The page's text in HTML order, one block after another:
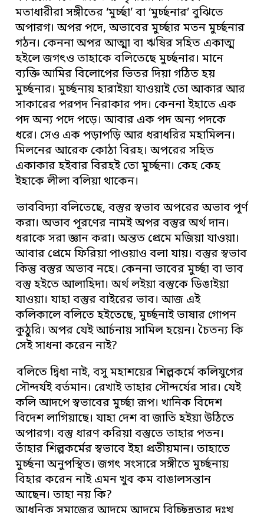
মতাধারীরা সঙ্গীতের ‘মুর্চ্ছা’ বা ‘মুর্চ্ছনার’ বুঝিতে
অপারগ। অপর পদে, অভাবের মুর্চ্ছার মতন মুর্চ্ছনার
গঠন। কেননা অপর আত্মা বা ঋষির সহিত একাত্ম
হইলে জগৎও তাহাকে বলিতেছে মুর্চ্ছনার। মানে
ব্যক্তি আমির বিলোপের ভিতর দিয়া গঠিত হয়
মুর্চ্ছনার। মুর্চ্ছনায় হারাইয়া যাওয়াই তো আকার আর
সাকারের পরপদ নিরাকার পদ। কেননা ইহাতে এক
পদ অন্য পদে পড়ে। আবার এক পদ অন্য পদকে
ধরে। সেও এক পড়াপড়ি আর ধরাধরির মহামিলন।
মিলনের আরেক কোঠা বিরহ। অপরের সহিত
একাকার হইবার বিরহই তো মুর্চ্ছনা। কেহ কেহ
ইহাকে লীলা বলিয়া থাকেন।
ভাববিদ্যা বলিতেছে, বস্তুর স্বভাব অপরের অভাব পূর্ণ
করা। অভাব পূরণের নামই অপর বস্তুর অর্থ দান।
ধরাকে সরা জ্ঞান করা। অন্তত প্রেমে মজিয়া যাওয়া।
আবার প্রেমে ফিরিয়া পাওয়াও বলা যায়। বস্তুর স্বভাব
কিন্তু বস্তুর অভাব নহে। কেননা ভাবের মুর্চ্ছা বা ভাব
বস্তু হইতে আলাহিদা। অর্থ লইয়া বস্তুকে ডিঙাইয়া
যাওয়া। যাহা বস্তুর বাইরের ভাব। আজ এই
কলিকালে বলিতে হইতেছে, মুর্চ্ছনাই ভাষার গোপন
কুঠুরি। অপর যেই আর্চনায় সামিল হয়েন। চৈতন্য কি
সেই সাধনা করেন নাই?
বলিতে দ্বিধা নাই, বসু মহাশয়ের শিল্পকর্মে কলিযুগের
সৌন্দর্যই বর্তমান। রেখাই তাহার সৌন্দর্যের সার। যেই
কলি আদপে স্বভাবের মুর্চ্ছা রূপ। খানিক বিদেশ
বিদেশ লাগিয়াছে। যাহা দেশ বা জাতি হইয়া উঠিতে
অপারগ। বস্তু ধারণ করিয়া বস্তুতে তাহার পতন।
তাঁহার শিল্পকর্মের স্বভাবে ইহা প্রতীয়মান। তাহাতে
মুর্চ্ছনা অনুপস্থিত। জগৎ সংসারে সঙ্গীতে মুর্চ্ছনায়
বিহার করেন নাই এমন খুব কম বাঙালসন্তান
আছেন। তাহা নয় কি?